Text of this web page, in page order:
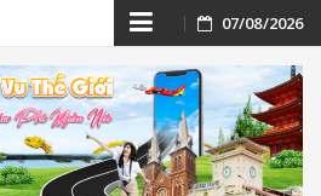
Skip
to
content
07/08/2026